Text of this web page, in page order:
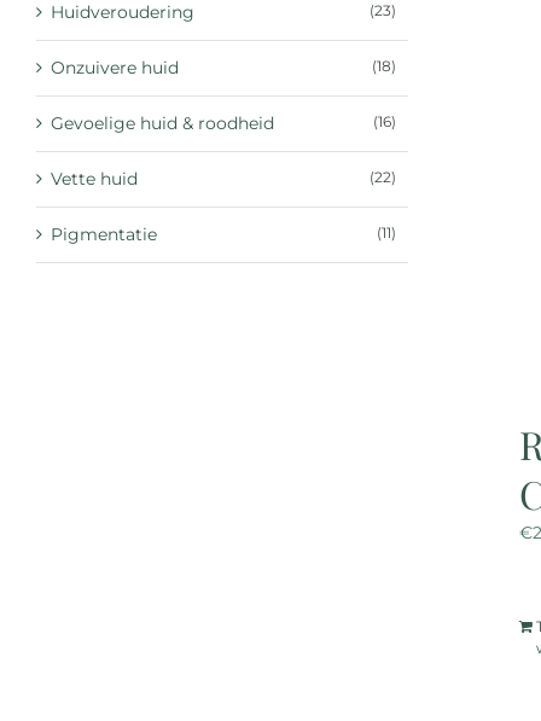
€
Huidveroudering (23)
Onzuivere huid (18)
Gevoelige huid & roodheid (16)
Vette huid (22)
Pigmentatie (11)